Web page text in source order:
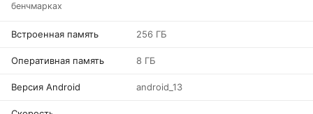
бенчмарках
Встроенная память 256 ГБ
Оперативная память 8 ГБ
Версия Android android_13